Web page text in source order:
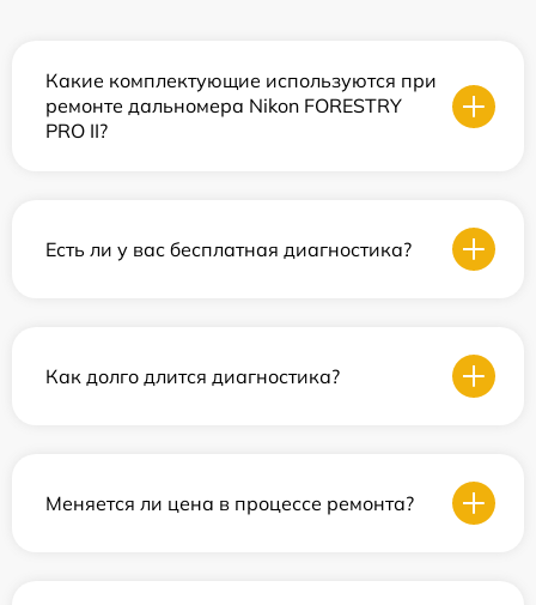
Какие комплектующие используются при
ремонте дальномера Nikon FORESTRY
PRO II?
Есть ли у вас бесплатная диагностика?
Как долго длится диагностика?
Меняется ли цена в процессе ремонта?